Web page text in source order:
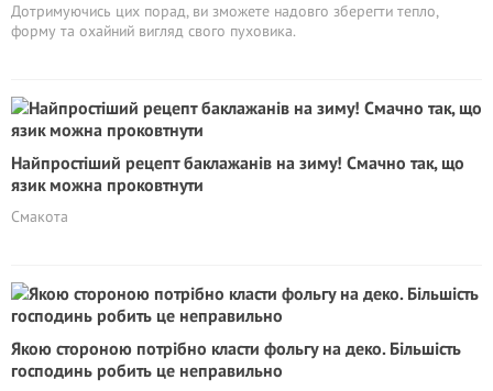
Дотримуючись цих порад, ви зможете надовго зберегти тепло,
форму та охайний вигляд свого пуховика.
Найпростіший рецепт баклажанів на зиму! Смачно так, що
язик можна проковтнути
Смакота
Якою стороною потрібно класти фольгу на деко. Більшість
господинь робить це неправильно